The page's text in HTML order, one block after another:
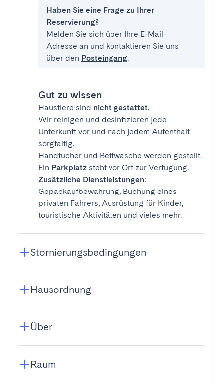
Haben Sie eine Frage zu Ihrer
Reservierung?
Melden Sie sich über Ihre E-Mail-
Adresse an und kontaktieren Sie uns
über den Posteingang.
Gut zu wissen
Haustiere sind nicht gestattet.
Wir reinigen und desinfizieren jede
Unterkunft vor und nach jedem Aufenthalt
sorgfältig.
Handtücher und Bettwäsche werden gestellt.
Ein Parkplatz steht vor Ort zur Verfügung.
Zusätzliche Dienstleistungen:
Gepäckaufbewahrung, Buchung eines
privaten Fahrers, Ausrüstung für Kinder,
touristische Aktivitäten und vieles mehr.
Stornierungsbedingungen
Hausordnung
Über
Raum